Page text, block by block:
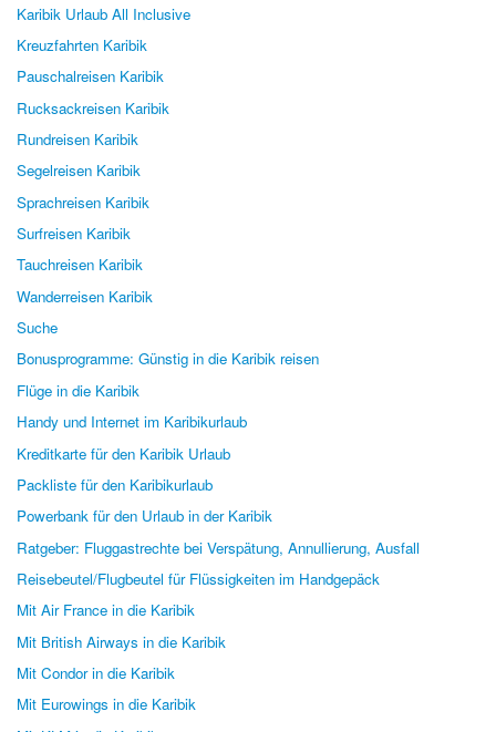
Karibik Urlaub All Inclusive
Kreuzfahrten Karibik
Pauschalreisen Karibik
Rucksackreisen Karibik
Rundreisen Karibik
Segelreisen Karibik
Sprachreisen Karibik
Surfreisen Karibik
Tauchreisen Karibik
Wanderreisen Karibik
Suche
Bonusprogramme: Günstig in die Karibik reisen
Flüge in die Karibik
Handy und Internet im Karibikurlaub
Kreditkarte für den Karibik Urlaub
Packliste für den Karibikurlaub
Powerbank für den Urlaub in der Karibik
Ratgeber: Fluggastrechte bei Verspätung, Annullierung, Ausfall
Reisebeutel/Flugbeutel für Flüssigkeiten im Handgepäck
Mit Air France in die Karibik
Mit British Airways in die Karibik
Mit Condor in die Karibik
Mit Eurowings in die Karibik